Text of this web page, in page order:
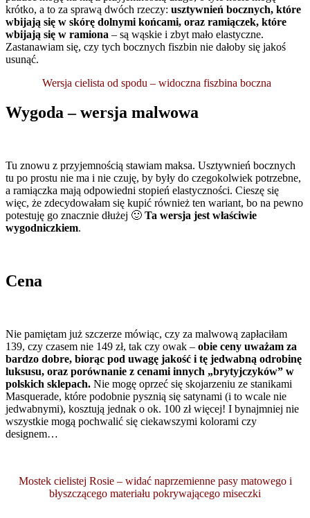
krótko, a to za sprawą dwóch rzeczy: usztywnień bocznych, które
wbijają się w skórę dolnymi końcami, oraz ramiączek, które
wbijają się w ramiona – są wąskie i zbyt mało elastyczne.
Zastanawiam się, czy tych bocznych fiszbin nie dałoby się jakoś
usunąć.
Wersja cielista od spodu – widoczna fiszbina boczna
Wygoda – wersja malwowa
Tu znowu z przyjemnością stawiam maksa. Usztywnień bocznych
tu po prostu nie ma i nie czuję, by były do czegokolwiek potrzebne,
a ramiączka mają odpowiedni stopień elastyczności. Cieszę się
więc, że zdecydowałam się kupić również ten wariant, bo na pewno
potestuję go znacznie dłużej 🙂 Ta wersja jest właściwie
wygodniczkiem.
Cena
Nie pamiętam już szczerze mówiąc, czy za malwową zapłaciłam
139, czy czasem nie 149 zł, tak czy owak – obie ceny uważam za
bardzo dobre, biorąc pod uwagę jakość i tę jedwabną odrobinę
luksusu, oraz porównanie z cenami innych „brytyjczyków” w
polskich sklepach. Nie mogę oprzeć się skojarzeniu ze stanikami
Masquerade, które podobnie pysznią się satynami (i to wcale nie
jedwabnymi), kosztują jednak o ok. 100 zł więcej! I bynajmniej nie
wszystkie mogą pochwalić się ciekawszymi kolorami czy
designem…
Mostek cielistej Rosie – widać naprzemienne pasy matowego i
błyszczącego materiału pokrywającego miseczki